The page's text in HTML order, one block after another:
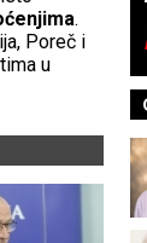
.
Poreč i
u